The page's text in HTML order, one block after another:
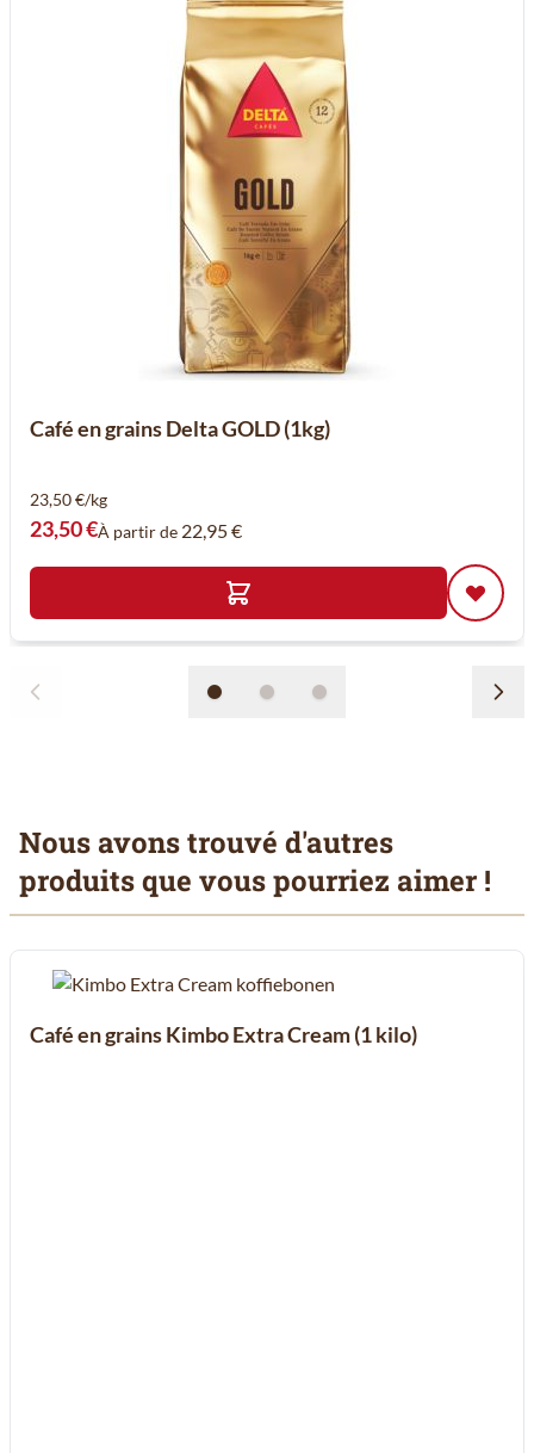
Café en grains Delta GOLD (1kg)
23,50 €/kg
23,50 €À partir de 22,95 €
Nous avons trouvé d'autres
produits que vous pourriez aimer !
Il est possible de naviguer entre les éléments du carrousel à
Cliquer pour passer le carrousel
Cliquer pour accéder à la navigation en carrousel
Café en grains Kimbo Extra Cream (1 kilo)